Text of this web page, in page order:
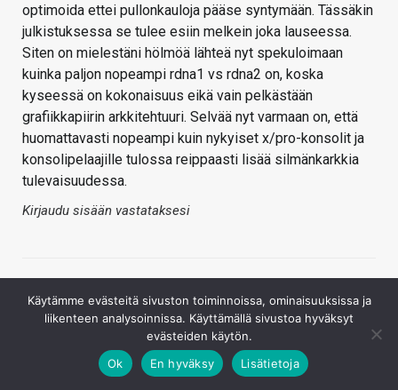
optimoida ettei pullonkauloja pääse syntymään. Tässäkin
julkistuksessa se tulee esiin melkein joka lauseessa.
Siten on mielestäni hölmöä lähteä nyt spekuloimaan
kuinka paljon nopeampi rdna1 vs rdna2 on, koska
kyseessä on kokonaisuus eikä vain pelkästään
grafiikkapiirin arkkitehtuuri. Selvää nyt varmaan on, että
huomattavasti nopeampi kuin nykyiset x/pro-konsolit ja
konsolipelaajille tulossa reippaasti lisää silmänkarkkia
tulevaisuudessa.
Kirjaudu sisään vastataksesi
Käytämme evästeitä sivuston toiminnoissa, ominaisuuksissa ja
liikenteen analysoinnissa. Käyttämällä sivustoa hyväksyt
evästeiden käytön.
Ok
En hyväksy Lisätietoja